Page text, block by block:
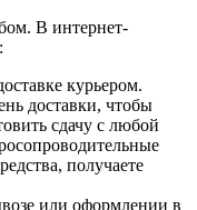
В интернет-
курьером.
доставки, чтобы
сдачу с любой
получаете
или оформлении в